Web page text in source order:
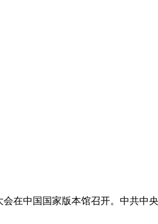
在中国国家版本馆召开。中共